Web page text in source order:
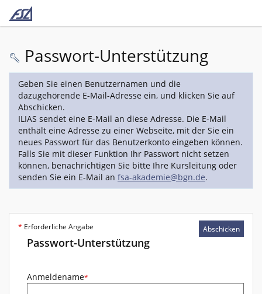
Passwort-Unterstützung
Geben Sie einen Benutzernamen und die
dazugehörende E-Mail-Adresse ein, und klicken Sie auf
Abschicken.
ILIAS sendet eine E-Mail an diese Adresse. Die E-Mail
enthält eine Adresse zu einer Webseite, mit der Sie ein
neues Passwort für das Benutzerkonto eingeben können.
Falls Sie mit dieser Funktion Ihr Passwort nicht setzen
können, benachrichtigen Sie bitte Ihre Kursleitung oder
senden Sie ein E-Mail an fsa-akademie@bgn.de.
Abschicken
* Erforderliche Angabe
Passwort-Unterstützung
Anmeldename*